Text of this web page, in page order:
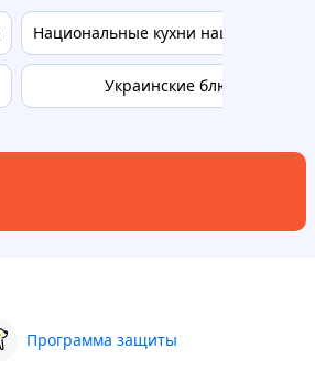
Национальные кухни наших
Украинские блюда
Программа защиты